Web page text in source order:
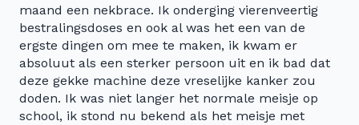
maand een nekbrace. Ik onderging vierenveertig
bestralingsdoses en ook al was het een van de
ergste dingen om mee te maken, ik kwam er
absoluut als een sterker persoon uit en ik bad dat
deze gekke machine deze vreselijke kanker zou
doden. Ik was niet langer het normale meisje op
school, ik stond nu bekend als het meisje met